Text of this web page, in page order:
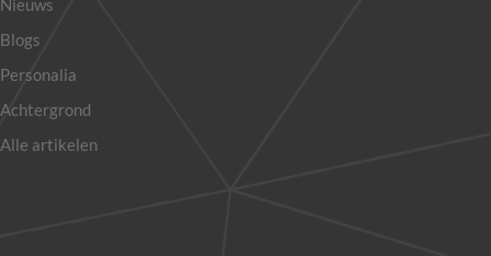
Nieuws
Blogs
Personalia
Achtergrond
Alle artikelen